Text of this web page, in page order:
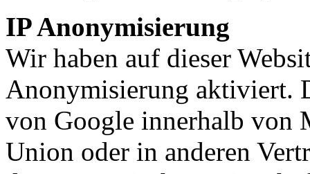
IP Anonymisierung
Wir haben auf dieser
Anonymisierung aktiviert.
von Google innerhalb von
Union oder in anderen